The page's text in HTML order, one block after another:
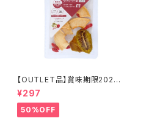
【OUTLET品】賞味期限2026
年10月22日【犬用おやつ】やわ
ふる クコの実エキスをスプレ
ーしたリンゴ＆キウイスライスカ
ット 10g
¥297
50%OFF